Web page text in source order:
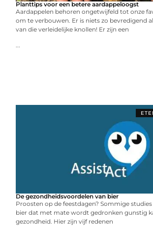
Planttips voor een betere aardappeloogst
Aardappelen behoren ongetwijfeld tot onze
om te verbouwen. Er is niets zo bevredigend
van die verleidelijke knollen! Er zijn een
...
De gezondheidsvoordelen van bier
Proosten op de feestdagen? Sommige
bier dat met mate wordt gedronken gunstig
gezondheid. Hier zijn vijf redenen